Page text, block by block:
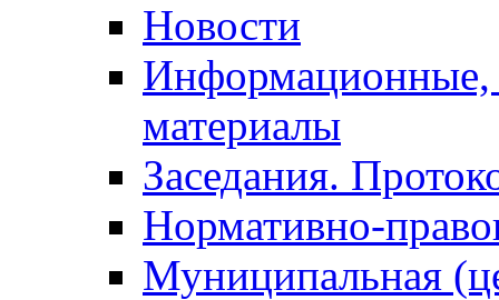
Новости
Информационные,
материалы
Заседания.
Нормативно-
Муниципальная